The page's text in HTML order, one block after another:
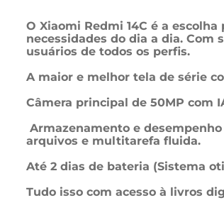
O Xiaomi Redmi 14C é a
necessidades do dia a dia.
usuários de todos os perfis.
A maior e melhor tela de série
Câmera principal de 50MP com
arquivos e multitarefa fluida.
Até 2 dias de bateria (Sistema
Tudo isso com acesso à livros